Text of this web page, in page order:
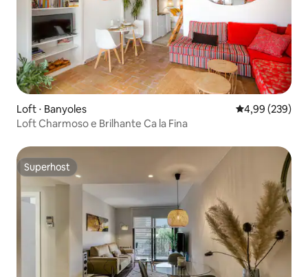
Loft ⋅ Banyoles 4,99 de uma
4,99 (239)
Loft Charmoso e Brilhante Ca la Fina
Superhost
Superhost